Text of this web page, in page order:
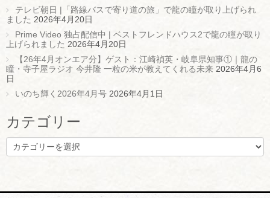
テレビ朝日 |「路線バスで寄り道の旅」で龍の瞳が取り上げられ
ました 2026年4月20日
Prime Video 独占配信中 | ベストフレンドハウス2で龍の瞳が取り
上げられました 2026年4月20日
【26年4月オンエア分】ゲスト：江崎禎英・岐阜県知事①｜龍の
瞳・寺子屋ラジオ 今井隆 一粒の米が教えてくれる未来 2026年4月6
日
いのち輝く2026年4月号 2026年4月1日
カテゴリー
カ
テ